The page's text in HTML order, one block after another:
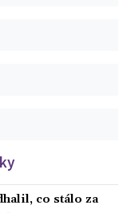
co stálo za